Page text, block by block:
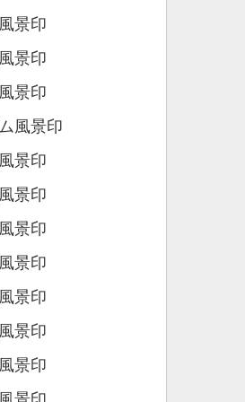
景印
景印
景印
風景印
景印
景印
景印
景印
景印
景印
景印